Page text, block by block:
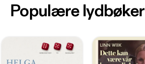
Populære lydbøker